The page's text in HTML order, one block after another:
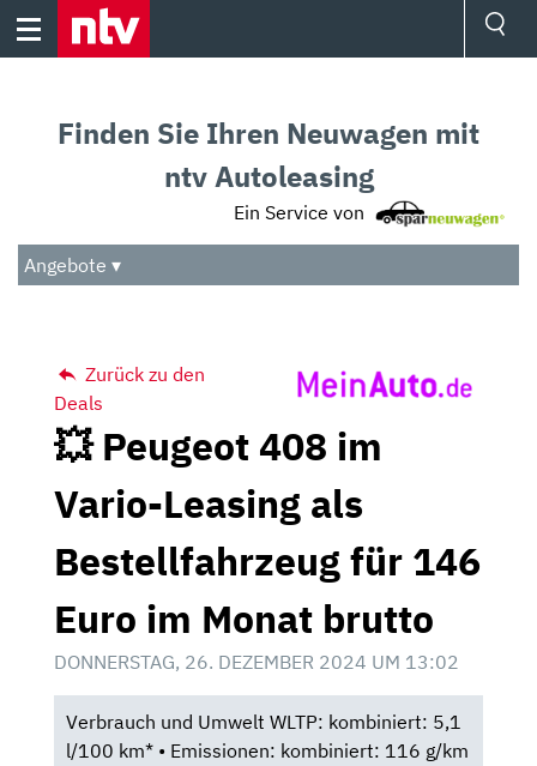
Skip
Audio
Das Beste
Finden Sie Ihren Neuwagen mit
ntv Autoleasing
Ein Service von
Angebote ▾
Zurück zu den
Deals
💥 Peugeot 408 im
Vario-Leasing als
Bestellfahrzeug für 146
Euro im Monat brutto
DONNERSTAG, 26. DEZEMBER 2024 UM 13:02
Verbrauch und Umwelt WLTP: kombiniert: 5,1
l/100 km* • Emissionen: kombiniert: 116 g/km